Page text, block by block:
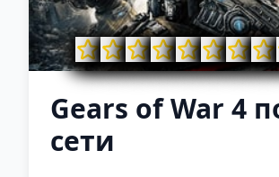
Gears of War 4
сети